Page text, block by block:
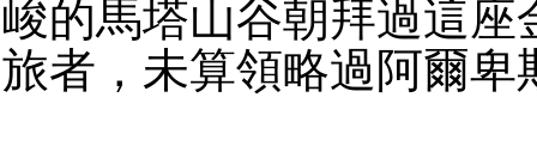
峻的馬塔山谷朝拜過這座
旅者，未算領略過阿爾卑